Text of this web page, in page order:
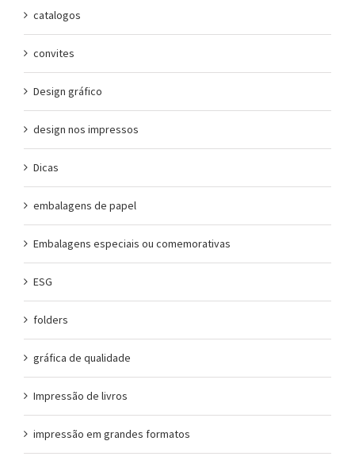
catalogos
convites
Design gráfico
design nos impressos
Dicas
embalagens de papel
Embalagens especiais ou comemorativas
ESG
folders
gráfica de qualidade
Impressão de livros
impressão em grandes formatos